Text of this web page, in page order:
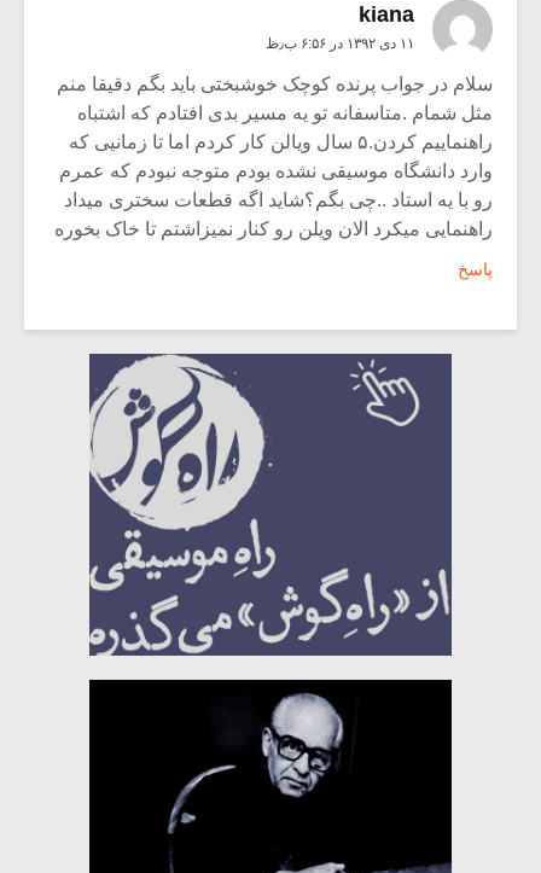
kiana
۱۱ دی ۱۳۹۲ در ۶:۵۶ ب٫ظ
سلام در جواب پرنده کوچک خوشبختی باید بگم دقیقا منم
مثل شمام .متاسفانه تو یه مسیر بدی افتادم که اشتباه
راهنماییم کردن.۵ سال ویالن کار کردم اما تا زمانیی که
وارد دانشگاه موسیقی نشده بودم متوجه نبودم که عمرم
رو با یه استاد ..چی بگم؟شاید اگه قطعات سختری میداد
راهنمایی میکرد الان ویلن رو کنار نمیزاشتم تا خاک بخوره
پاسخ